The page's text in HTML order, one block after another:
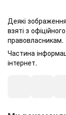
Деякі зображення
взяті з
правовласникам.
Частина
інтернет.